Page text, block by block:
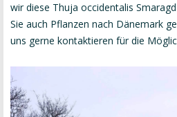
wir diese Thuja occidentalis
Sie auch Pflanzen nach Dänemark
uns gerne kontaktieren für die